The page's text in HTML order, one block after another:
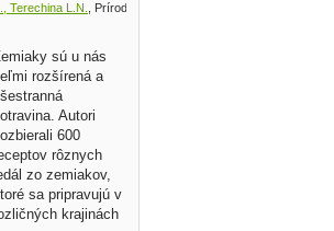
Terechina L.N.
, Príroda 1984
sú u nás
rozšírená a
Autori
600
rôznych
zo zemiakov,
sa pripravujú v
krajinách